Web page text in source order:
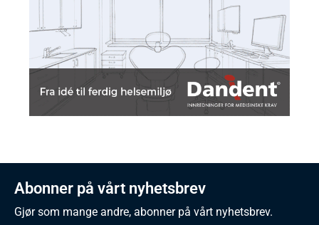
Abonner på vårt nyhetsbrev
Gjør som mange andre, abonner på vårt nyhetsbrev.